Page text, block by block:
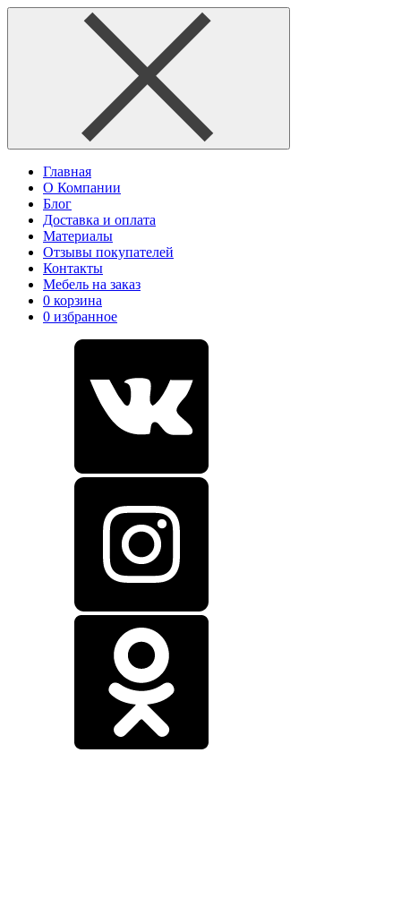
Главная
О Компании
Блог
Доставка и оплата
Материалы
Отзывы покупателей
Контакты
Мебель на заказ
0 корзина
0 избранное